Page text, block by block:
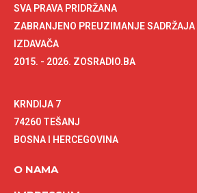
SVA PRAVA PRIDRŽANA
ZABRANJENO PREUZIMANJE
IZDAVAČA
2015. - 2026. ZOSRADIO.BA
KRNDIJA 7
74260 TEŠANJ
BOSNA I HERCEGOVINA
O NAMA